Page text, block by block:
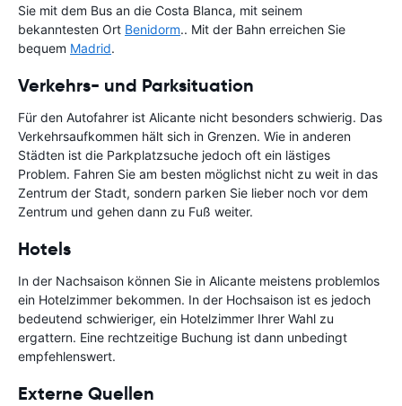
Sie mit dem Bus an die Costa Blanca, mit seinem
bekanntesten Ort Benidorm.. Mit der Bahn erreichen Sie
bequem Madrid.
Verkehrs- und Parksituation
Für den Autofahrer ist Alicante nicht besonders schwierig. Das
Verkehrsaufkommen hält sich in Grenzen. Wie in anderen
Städten ist die Parkplatzsuche jedoch oft ein lästiges
Problem. Fahren Sie am besten möglichst nicht zu weit in das
Zentrum der Stadt, sondern parken Sie lieber noch vor dem
Zentrum und gehen dann zu Fuß weiter.
Hotels
In der Nachsaison können Sie in Alicante meistens problemlos
ein Hotelzimmer bekommen. In der Hochsaison ist es jedoch
bedeutend schwieriger, ein Hotelzimmer Ihrer Wahl zu
ergattern. Eine rechtzeitige Buchung ist dann unbedingt
empfehlenswert.
Externe Quellen